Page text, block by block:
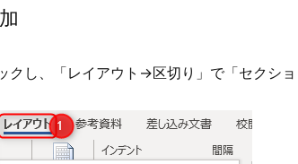
クし、「レイアウト→区切り」で「セクシ